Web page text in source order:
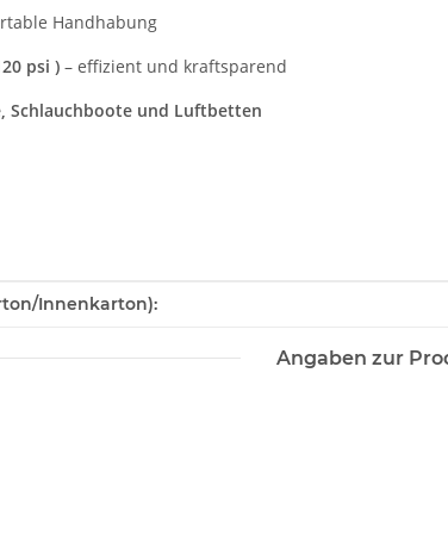
Handhabung
psi ) – effizient und kraftsparend
Schlauchboote und Luftbetten
Innenkarton):
Angaben zur